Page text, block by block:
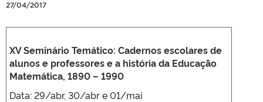
27/04/2017
XV Seminário Temático: Cadernos escolares de
alunos e professores e a história da Educação
Matemática, 1890 – 1990
Data: 29/abr, 30/abr e 01/mai